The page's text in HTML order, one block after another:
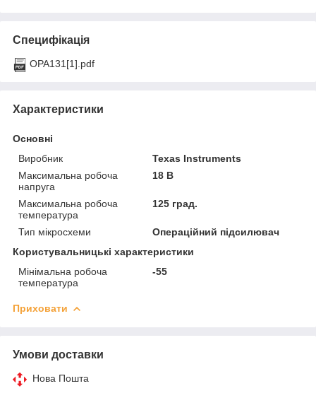
Специфікація
OPA131[1].pdf
Характеристики
Основні
Виробник
Texas Instruments
Максимальна робоча
напруга
18 В
Максимальна робоча
температура
125 град.
Тип мікросхеми
Операційний підсилювач
Користувальницькі характеристики
Мінімальна робоча
температура
-55
Приховати
Умови доставки
Нова Пошта